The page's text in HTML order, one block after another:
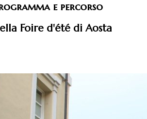
e percorso
Foire d'été di Aosta